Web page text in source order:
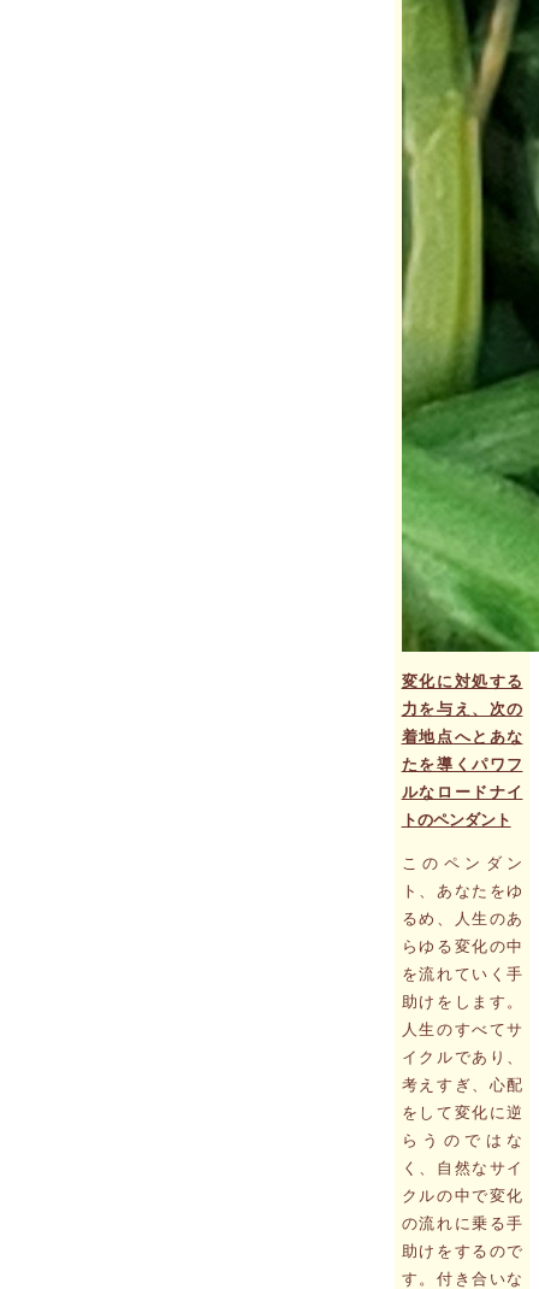
変化に対処する
力を与え、次の
着地点へとあな
たを導くパワフ
ルなロードナイ
トのペンダント
このペンダン
ト、あなたをゆ
るめ、人生のあ
らゆる変化の中
を流れていく手
助けをします。
人生のすべてサ
イクルであり、
考えすぎ、心配
をして変化に逆
らうのではな
く、自然なサイ
クルの中で変化
の流れに乗る手
助けをするので
す。付き合いな